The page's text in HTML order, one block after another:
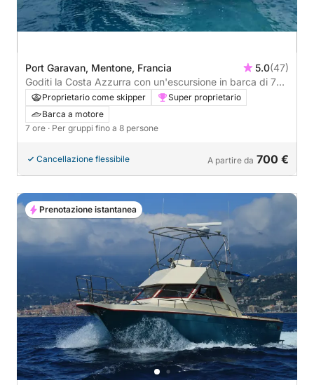
Port Garavan, Mentone, Francia 5.0(47)
Goditi la Costa Azzurra con un'escursione in barca di 7
ore.Proprietario come skipper
Super proprietario
Barca a motore
7 ore · Per gruppi fino a 8 persone
Cancellazione flessibile A partire da 700 €
Prenotazione istantanea